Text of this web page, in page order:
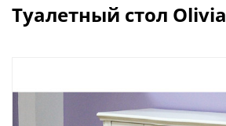
Туалетный стол Olivia